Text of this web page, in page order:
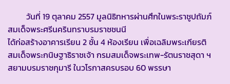
วันที่ 19 ตุลาคม 2557 มูลนิธิทหารผ่านศึกในพระราชูปถัมภ์
สมเด็จพระศรีนครินทราบรมราชชนนี
ได้ก่อสร้างอาคารเรียน 2 ชั้น 4 ห้องเรียน เพื่อเฉลิมพระเกียรติ
สมเด็จพระกนิษฐาธิราชเจ้า กรมสมเด็จพระเทพ-รัตนราชสุดา ฯ
สยามบรมราชกุมารี ในวโรกาสครบรอบ 60 พรรษา